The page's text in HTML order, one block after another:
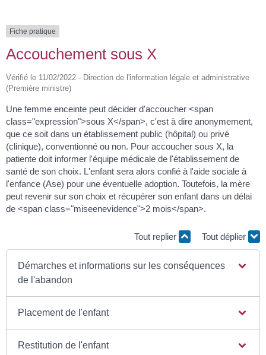
Fiche pratique
Accouchement sous X
Vérifié le 11/02/2022 - Direction de l'information légale et administrative
(Première ministre)
Une femme enceinte peut décider d'accoucher <span
class="expression">sous X</span>, c'est à dire anonymement,
que ce soit dans un établissement public (hôpital) ou privé
(clinique), conventionné ou non. Pour accoucher sous X, la
patiente doit informer l'équipe médicale de l'établissement de
santé de son choix. L'enfant sera alors confié à l'aide sociale à
l'enfance (Ase) pour une éventuelle adoption. Toutefois, la mère
peut revenir sur son choix et récupérer son enfant dans un délai
de <span class="miseenevidence">2 mois</span>.
Tout replier Tout déplier
Démarches et informations sur les conséquences
de l'abandon
Placement de l'enfant
Restitution de l'enfant